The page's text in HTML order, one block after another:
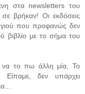
στα newsletters του
βρήκαν! Οι εκδόσεις
που προφανώς δεν
βιβλίο με το σήμα του
να το πω άλλη μία. Το
Είπαμε, δεν υπάρχει